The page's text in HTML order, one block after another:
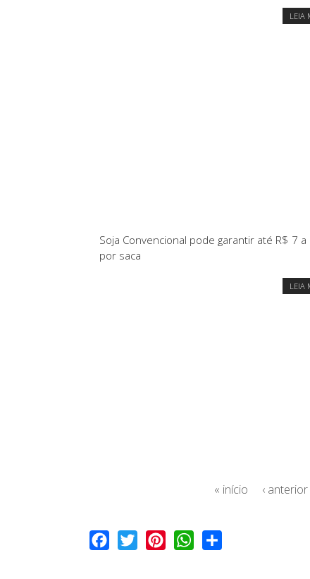
LEIA
Soja Convencional pode garantir até R$ 7 a
por saca
LEIA
« início ‹ anterior
Facebook
Twitter PinterestWhatsApp